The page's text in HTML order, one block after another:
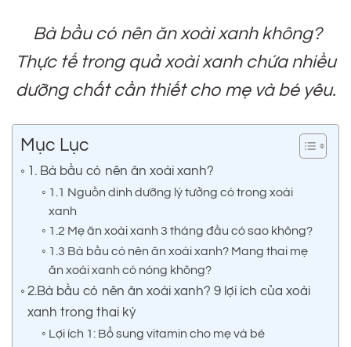
Bà bầu có nên ăn xoài xanh không?
Thực tế trong quả xoài xanh chứa nhiều
dưỡng chất cần thiết cho mẹ và bé yêu.
Mục Lục
1. Bà bầu có nên ăn xoài xanh?
1.1 Nguồn dinh dưỡng lý tưởng có trong xoài
xanh
1.2 Mẹ ăn xoài xanh 3 tháng đầu có sao không?
1.3 Bà bầu có nên ăn xoài xanh? Mang thai mẹ
ăn xoài xanh có nóng không?
2.Bà bầu có nên ăn xoài xanh? 9 lợi ích của xoài
xanh trong thai kỳ
Lợi ích 1: Bổ sung vitamin cho mẹ và bé